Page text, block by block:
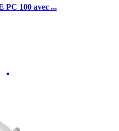
PC 100 avec ...